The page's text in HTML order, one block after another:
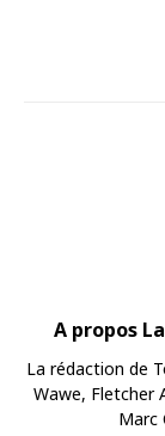
A propos
La rédaction de
Wawe, Fletcher
Marc